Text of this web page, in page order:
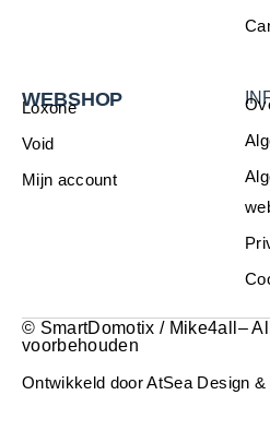
WEBSHOP
Loxone
Void
Mijn account
© SmartDomotix / Mike4all–
voorbehouden
Ontwikkeld doorAtSea Design &